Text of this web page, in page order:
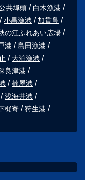
共埠頭
白木漁港
小黒漁港
加貫鼻
の江ふれあい広場
港
島田漁港
大泊漁港
良津港
楠屋港
浅海井港
梶寄
狩生港